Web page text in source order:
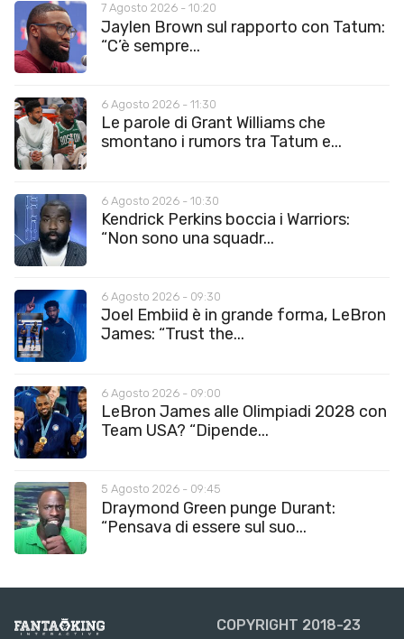
7 Agosto 2026 - 10:20
Jaylen Brown sul rapporto con Tatum:
“C’è sempre...
6 Agosto 2026 - 11:30
Le parole di Grant Williams che
smontano i rumors tra Tatum e...
6 Agosto 2026 - 10:30
Kendrick Perkins boccia i Warriors:
“Non sono una squadr...
6 Agosto 2026 - 09:30
Joel Embiid è in grande forma, LeBron
James: “Trust the...
6 Agosto 2026 - 09:00
LeBron James alle Olimpiadi 2028 con
Team USA? “Dipende...
5 Agosto 2026 - 09:45
Draymond Green punge Durant:
“Pensava di essere sul suo...
COPYRIGHT 2018-23